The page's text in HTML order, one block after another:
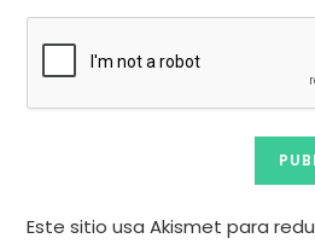
Este sitio usa Akismet para